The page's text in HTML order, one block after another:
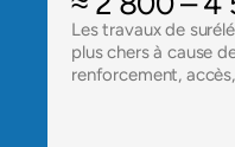
Les travaux de
plus chers à cause
renforcement,